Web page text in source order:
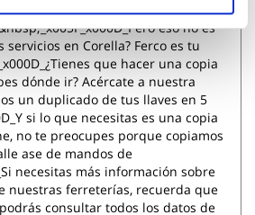
y mejoras de tu
eso no es
servicios en Corella? Ferco es tu
que hacer una copia
dónde ir? Acércate a nuestra
un duplicado de tus llaves en 5
si lo que necesitas es una copia
no te preocupes porque copiamos
ase de mandos de
necesitas más información sobre
nuestras ferreterías, recuerda que
consultar todos los datos de